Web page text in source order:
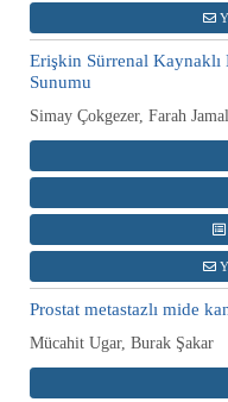
Erişkin Sürrenal
Sunumu
Simay Çokgezer, Farah
Prostat metastazlı mide
Mücahit Ugar, Burak Şakar